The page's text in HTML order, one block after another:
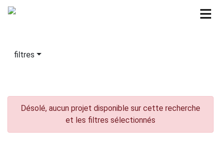
filtres
Désolé, aucun projet disponible sur cette recherche
et les filtres sélectionnés